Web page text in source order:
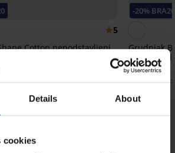
Details About
cookies
5
Cotton nepodstavljeni
-20% BRA20
Grudnjak
20,99 €
16,79 € kod:
Prikazati